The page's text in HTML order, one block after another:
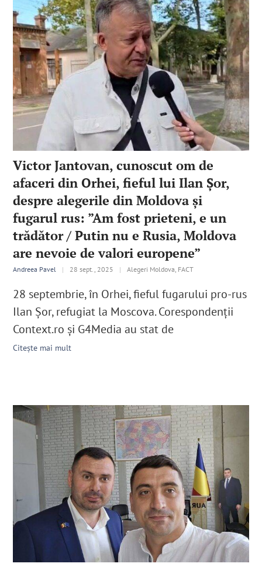
Victor Jantovan, cunoscut om de
afaceri din Orhei, fieful lui Ilan Șor,
despre alegerile din Moldova și
fugarul rus: ”Am fost prieteni, e un
trădător / Putin nu e Rusia, Moldova
are nevoie de valori europene”
Andreea Pavel | 28 sept., 2025 | Alegeri Moldova, FACT
28 septembrie, în Orhei, fieful fugarului pro-rus
Ilan Șor, refugiat la Moscova. Corespondenții
Context.ro și G4Media au stat de
Citește mai mult